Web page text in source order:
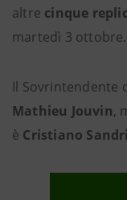
altre cinque
martedì 3 ottobre.
Il Sovrintendente
Mathieu Jouvin,
è Cristiano Sandri